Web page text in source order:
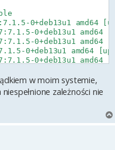
0+deb13u1 amd64
0+deb13u1 amd64
0+deb13u1 amd64
0+deb13u1 amd64
0+deb13u1 amd64
0+deb13u1 amd64
0, Not
w moim systemie,
zależności nie